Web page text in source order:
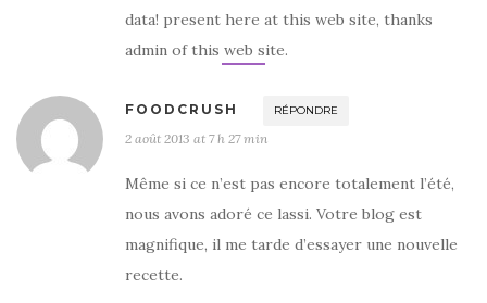
data! present here at this web site, thanks
admin of this web site.
FOODCRUSH RÉPONDRE
2 août 2013 at 7 h 27 min
Même si ce n’est pas encore totalement l’été,
nous avons adoré ce lassi. Votre blog est
magnifique, il me tarde d’essayer une nouvelle
recette.